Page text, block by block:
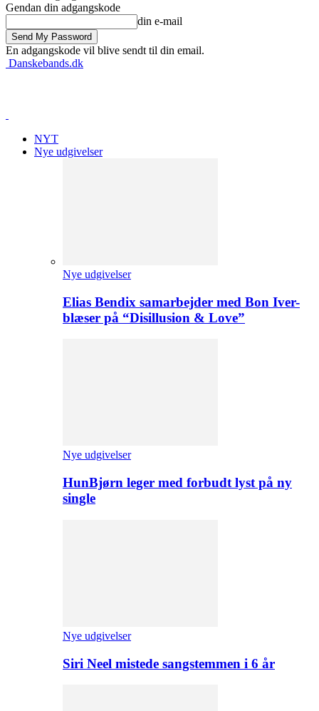
Gendan din adgangskode
din e-mail
En adgangskode vil blive sendt til din email.
Danskebands.dk
NYT
Nye udgivelser
Nye udgivelser
Elias Bendix samarbejder med Bon Iver-
blæser på “Disillusion & Love”
Nye udgivelser
HunBjørn leger med forbudt lyst på ny
single
Nye udgivelser
Siri Neel mistede sangstemmen i 6 år